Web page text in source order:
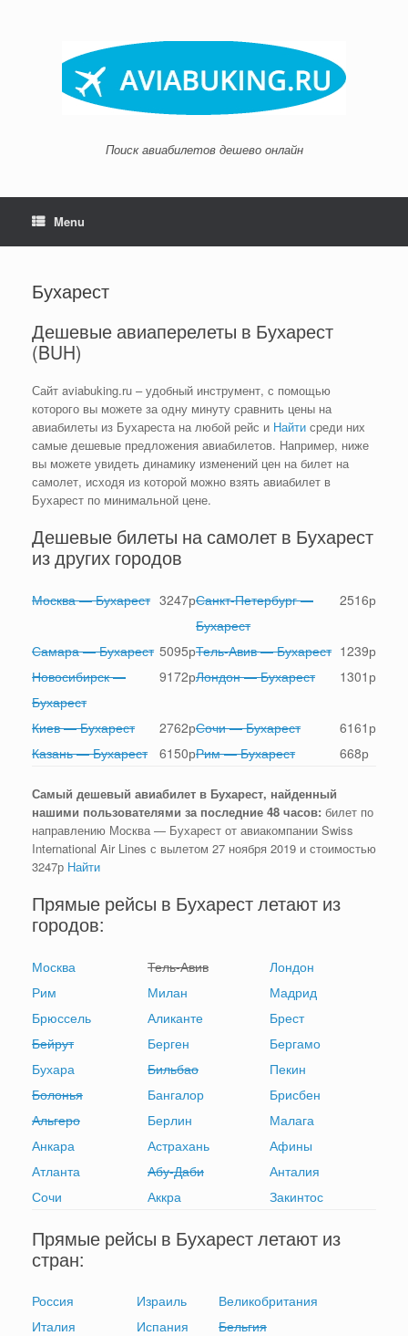
Поиск авиабилетов дешево онлайн
Menu
Бухарест
Дешевые авиаперелеты в Бухарест
(BUH)
Сайт aviabuking.ru – удобный инструмент, с помощью
которого вы можете за одну минуту сравнить цены на
авиабилеты из Бухареста на любой рейс и Найти среди них
самые дешевые предложения авиабилетов. Например, ниже
вы можете увидеть динамику изменений цен на билет на
самолет, исходя из которой можно взять авиабилет в
Бухарест по минимальной цене.
Дешевые билеты на самолет в Бухарест
из других городов
Москва — Бухарест 3247рСанкт-Петербург —
Бухарест
2516р
Самара — Бухарест 5095рТель-Авив — Бухарест 1239р
Новосибирск —
Бухарест
9172рЛондон — Бухарест 1301 р
Киев — Бухарест 2762рСочи — Бухарест 6161 р
Казань — Бухарест
6150рРим — Бухарест 668р
Самый дешевый авиабилет в Бухарест, найденный
нашими пользователями за последние 48 часов: билет по
направлению Москва — Бухарест от авиакомпании Swiss
International Air Lines с вылетом 27 ноября 2019 и стоимостью
3247р Найти
Прямые рейсы в Бухарест летают из
городов:
Москва Тель-Авив
Лондон
Рим
Милан
Мадрид
Брюссель
Аликанте
Брест
Бейрут
Берген
Бергамо
Бухара
Бильбао
Пекин
Болонья
Бангалор
Брисбен
Альгеро
Берлин
Малага
Анкара
Астрахань
Афины
Атланта
Абу-Даби
Анталия
Сочи
Аккра Закинтос
Прямые рейсы в Бухарест летают из
стран:
Россия Израиль
Великобритания
Италия
Испания
Бельгия